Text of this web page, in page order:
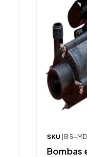
SKU | B 5-
Bombas